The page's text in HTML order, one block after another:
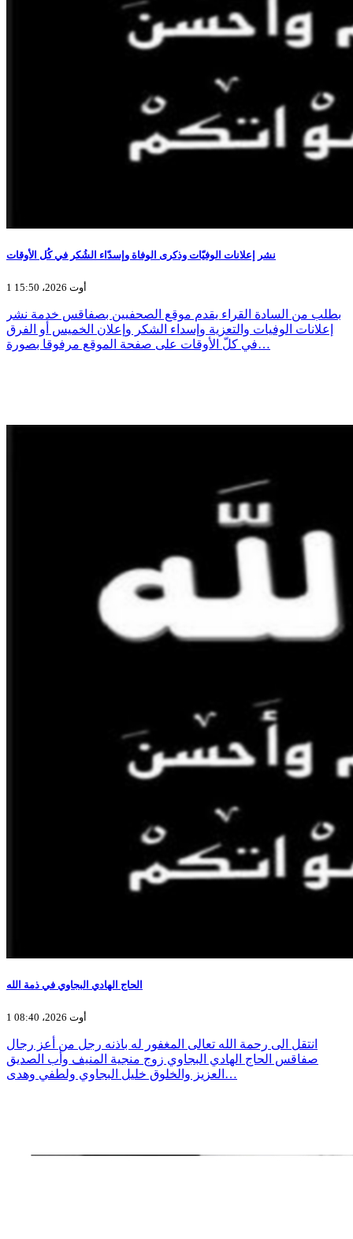
نشر إعلانات الوفيّات وذكرى الوفاة وإسدّاء الشُكر في كُل الأوقات
1 أوت 2026، 15:50
بطلب من السادة القراء يقدم موقع الصحفيين بصفاقس خدمة نشر
إعلانات الوفيات والتعزية وإسداء الشكر وإعلان الخميس أو الفرق
في كلّ الأوقات على صفحة الموقع مرفوقا بصورة…
الحاج الهادي البجاوي في ذمة الله
1 أوت 2026، 08:40
انتقل الى رحمة الله تعالى المغفور له باذنه رجل من أعز رجال
صفاقس الحاج الهادي البجاوي زوج منجية المنيف وأب الصديق
العزيز والخلوق خليل البجاوي ولطفي وهدى…